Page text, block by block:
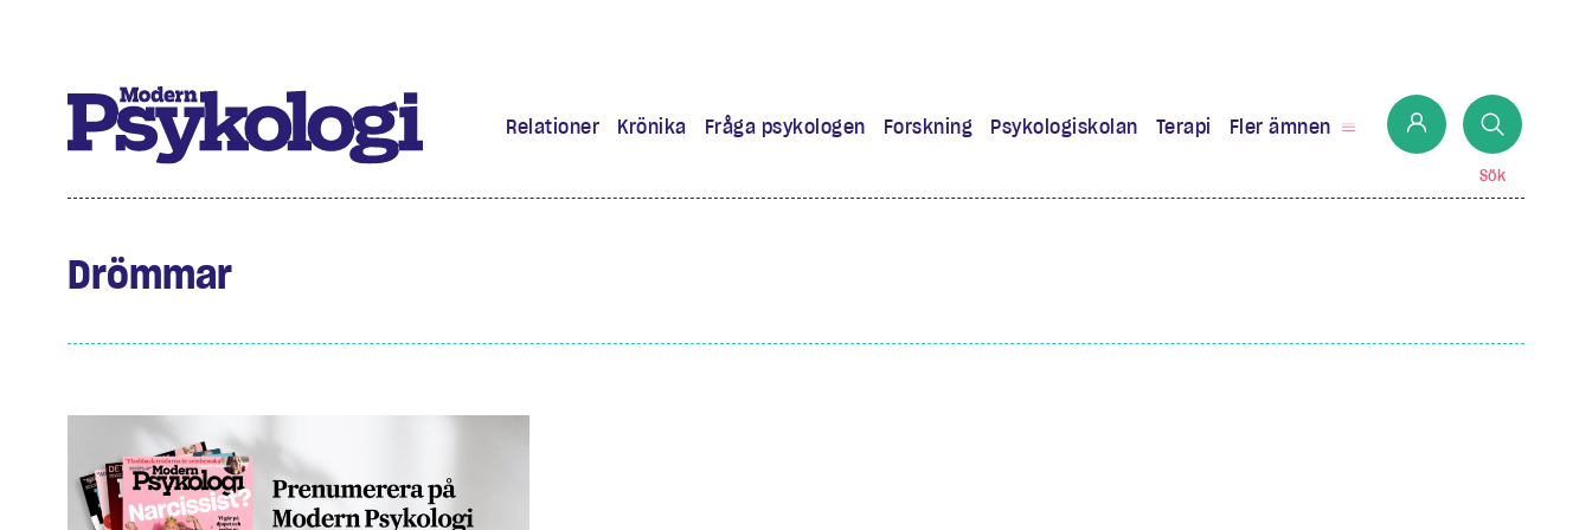
Relationer Krönika Fråga psykologen Forskning Psykologiskolan Terapi Fler ämnen
Sök
Prenumerera
Klassiska experiment
Drömmar